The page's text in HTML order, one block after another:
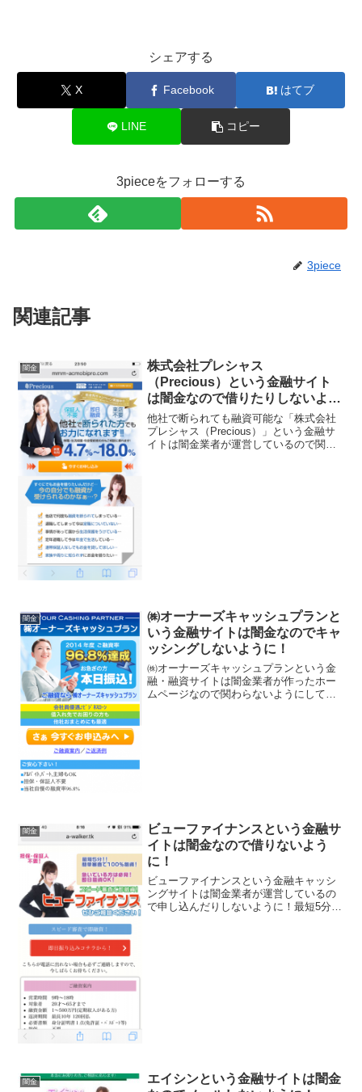
シェアする
X Facebook はてブ
LINE コピー
3pieceをフォローする
3piece
関連記事
闇金
株式会社プレシャス
（Precious）という金融サイト
は闇金なので借りたりしないよう
に！
他社で断られても融資可能な「株式会社
プレシャス（Precious）」という金融サ
イトは闇金業者が運営しているので関わ
闇金
㈱オーナーズキャッシュプランと
いう金融サイトは闇金なのでキャ
ッシングしないように！
㈱オーナーズキャッシュプランという金
融・融資サイトは闇金業者が作ったホー
ムページなので関わらないようにしてく
闇金
ビューファイナンスという金融サ
イトは闇金なので借りないよう
に！
ビューファイナンスという金融キャッシ
ングサイトは闇金業者が運営しているの
で申し込んだりしないように！最短5分簡
闇金
エイシンという金融サイトは闇金